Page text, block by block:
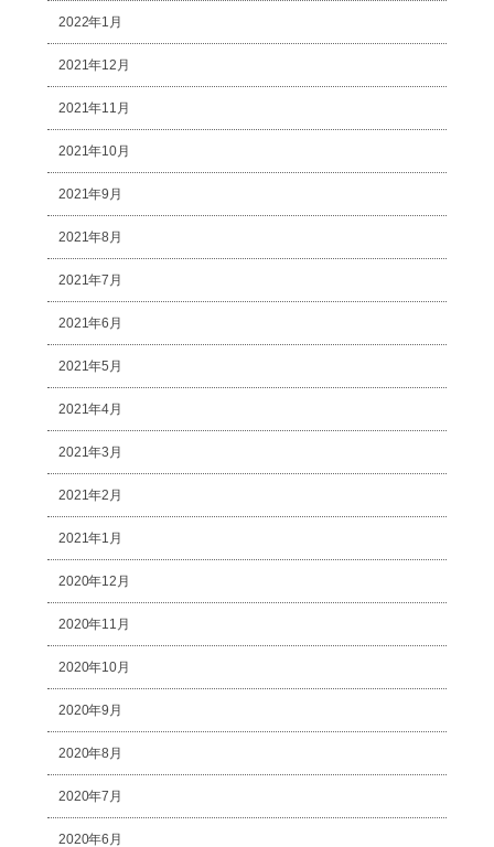
2022年1月
2021年12月
2021年11月
2021年10月
2021年9月
2021年8月
2021年7月
2021年6月
2021年5月
2021年4月
2021年3月
2021年2月
2021年1月
2020年12月
2020年11月
2020年10月
2020年9月
2020年8月
2020年7月
2020年6月